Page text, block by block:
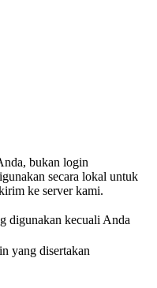
bukan login
secara lokal untuk
ke server kami.
digunakan kecuali Anda
yang disertakan